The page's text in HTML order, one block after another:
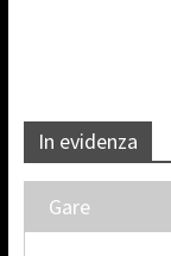
In evidenza
Gare